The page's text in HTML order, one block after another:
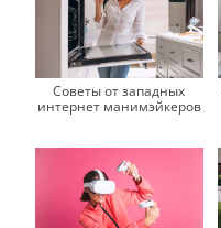
Советы от западных
интернет манимэйкеров